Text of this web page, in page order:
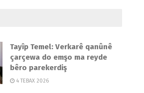
Tayîp Temel: Verkarê qanûnê
çarçewa do emşo ma reyde
bêro parekerdiş
4 TEBAX 2026